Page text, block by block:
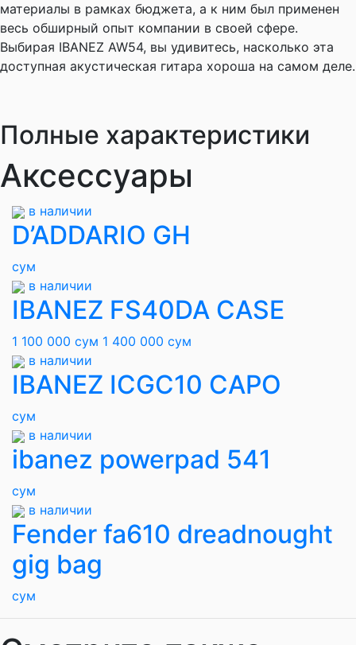
материалы в рамках бюджета, а к ним был применен
весь обширный опыт компании в своей сфере.
Выбирая IBANEZ AW54, вы удивитесь, насколько эта
доступная акустическая гитара хороша на самом деле.
Полные характеристики
Аксессуары
в наличии
D’ADDARIO GH
сум
в наличии
IBANEZ FS40DA CASE
1 100 000 сум 1 400 000 сум
в наличии
IBANEZ ICGC10 CAPO
сум
в наличии
ibanez powerpad 541
сум
в наличии
Fender fa610 dreadnought
gig bag
сум